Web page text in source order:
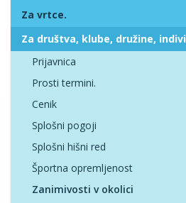
Za vrtce.
Za društva, klube, družine,
Prijavnica
Prosti termini.
Cenik
Splošni pogoji
Splošni hišni red
Športna opremljenost
Zanimivosti v okolici